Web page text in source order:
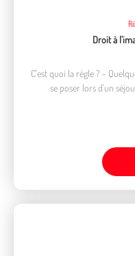
Droit à
C'est quoi la règle ? -
se poser lors d'un